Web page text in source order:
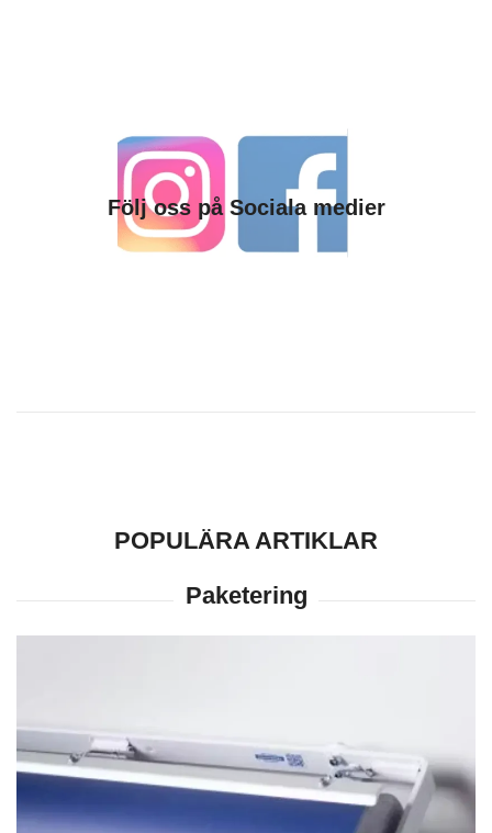
Följ oss på Sociala medier
POPULÄRA ARTIKLAR